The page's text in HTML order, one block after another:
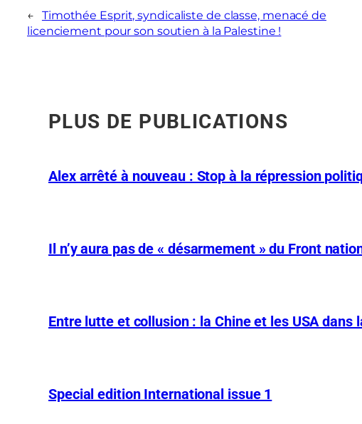
←
Timothée Esprit, syndicaliste de classe, menacé de
licenciement pour son soutien à la Palestine !
PLUS DE PUBLICATIONS
Alex arrêté à nouveau : Stop à la répression
Il n’y aura pas de « désarmement » du Front
Entre lutte et collusion : la Chine et les USA dans
Special edition International issue 1